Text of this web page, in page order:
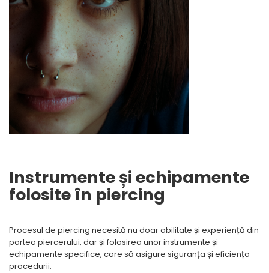
Instrumente și echipamente
folosite în piercing
Procesul de piercing necesită nu doar abilitate și experiență din
partea piercerului, dar și folosirea unor instrumente și
echipamente specifice, care să asigure siguranța și eficiența
procedurii.